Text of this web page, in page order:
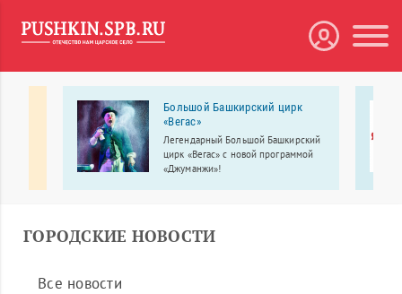
Большой Башкирский цирк
«Вегас»
Легендарный Большой Башкирский
цирк «Вегас» с новой программой
«Джуманжи»!
ГОРОДСКИЕ НОВОСТИ
Все новости